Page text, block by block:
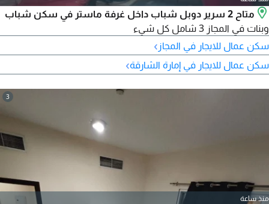
متاح 2 سرير دوبل شباب داخل غرفة ماستر في سكن شباب
وبنات في المجاز 3 شامل كل شيء
سكن عمال للايجار في المجاز ›
سكن عمال للايجار في إمارة الشارقة›
3
منذ ساعة